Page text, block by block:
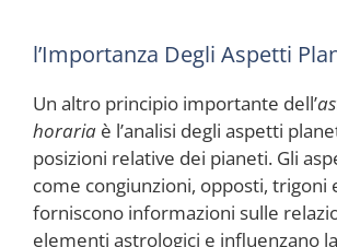
l’Importanza Degli Aspetti
Un altro principio importante dell’
horaria è l’analisi degli aspetti
posizioni relative dei pianeti. Gli
come congiunzioni, opposti, trigoni
forniscono informazioni sulle
elementi astrologici e influenzano